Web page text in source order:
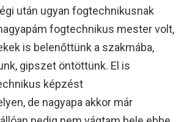
után ugyan fogtechnikusnak
fogtechnikus mester volt,
is belenőttünk a szakmába,
gipszet öntöttünk. El is
képzést
de nagyapa akkor már